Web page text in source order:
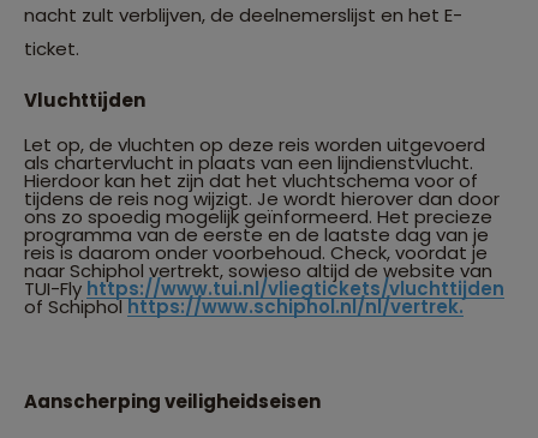
nacht zult verblijven, de deelnemerslijst en het E-
ticket.
Vluchttijden
Let op, de vluchten op deze reis worden uitgevoerd
als chartervlucht in plaats van een lijndienstvlucht.
Hierdoor kan het zijn dat het vluchtschema voor of
tijdens de reis nog wijzigt. Je wordt hierover dan door
ons zo spoedig mogelijk geïnformeerd. Het precieze
programma van de eerste en de laatste dag van je
reis is daarom onder voorbehoud. Check, voordat je
naar Schiphol vertrekt, sowieso altijd de website van
TUI-Fly https://www.tui.nl/vliegtickets/vluchttijden
of Schipholhttps://www.schiphol.nl/nl/vertrek.
Aanscherping veiligheidseisen